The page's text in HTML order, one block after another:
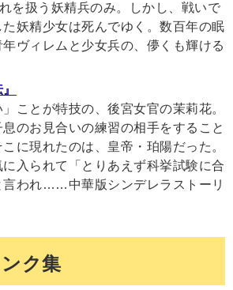
を扱う妖精兵のみ。しかし、戦いで
妖精少女は死んでゆく。数百年の眠
年ヴィレムと少女兵の、儚くも輝ける
」ことが特技の、後宮女官の茉莉花。
のお見合いの練習の相手をすること
に現れたのは、皇帝・珀陽だった。
に入られて「とりあえず科挙試験に合
言われ……中華版シンデレラストーリ
ク集